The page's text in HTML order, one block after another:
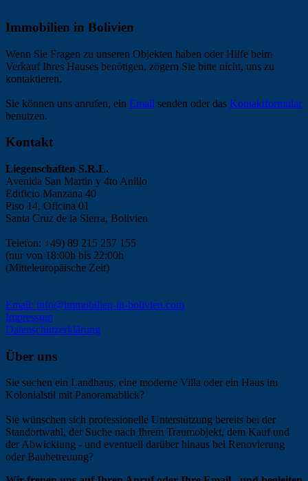
Immobilien in Bolivien
Wenn Sie Fragen zu unseren Objekten haben oder Hilfe beim
Verkauf Ihres Hauses benötigen, zögern Sie bitte nicht, uns zu
kontaktieren.
Sie können uns anrufen, ein Email senden oder das Kontaktformular
benutzen.
Kontakt
Liegenschaften S.R.L.
Avenida San Martin y 4to Anillo
Edificio Manzana 40
Piso 14, Oficina 01
Santa Cruz de la Sierra, Bolivien
Telefon: +49) 89 215 257 155
(nur von 18:00h bis 22:00h
(Mitteleuropäische Zeit)
Email: info@immobilien-in-bolivien.com
Impressum
Datenschutzerklärung
Über uns
Sie suchen ein Landhaus, eine moderne Villa oder ein Haus im
Kolonialstil mit Panoramablick?
Sie wünschen sich professionelle Unterstützung bereits bei der
Standortwahl, der Suche nach Ihrem Traumobjekt, dem Kauf und
der Abwicklung - und eventuell darüber hinaus bei Renovierung
oder Baubetreuung?